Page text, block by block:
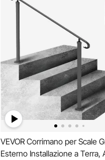
VEVOR Corrimano per Scale
Esterno Installazione a Terra,